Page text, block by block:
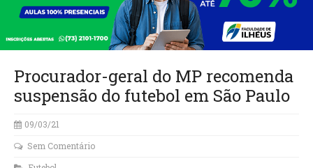
Procurador-geral do MP recomenda
suspensão do futebol em São Paulo
09/03/21
Sem Comentário